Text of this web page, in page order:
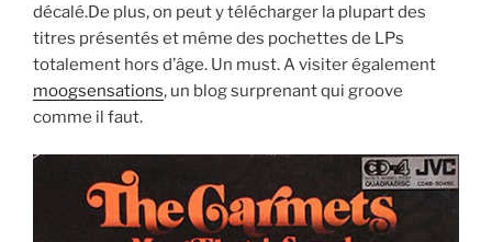
décalé.De plus, on peut y télécharger la plupart des
titres présentés et même des pochettes de LPs
totalement hors d’âge. Un must. A visiter également
moogsensations, un blog surprenant qui groove
comme il faut.